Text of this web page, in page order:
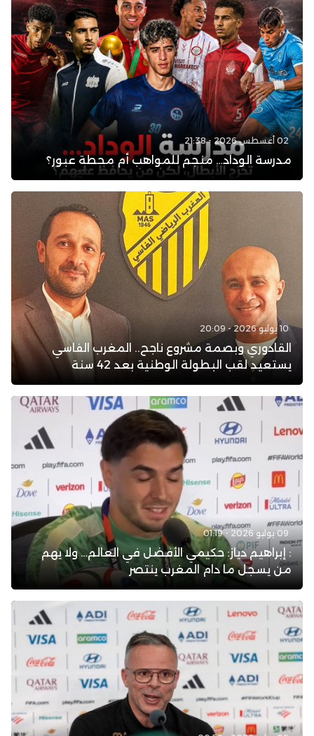
02 أغسطس 2026 - 21:38
مدرسة الوداد… منجم للمواهب أم محطة عبور؟
10 يوليو 2026 - 20:09
القادوري وبصمة مشروع ناجح.. المغرب الفاسي
يستعيد لقب البطولة الوطنية بعد 42 سنة
09 يوليو 2026 - 01:19
: إبراهيم دياز: حكيمي الأفضل في العالم… ولا يهم
من يسجل ما دام المغرب ينتصر